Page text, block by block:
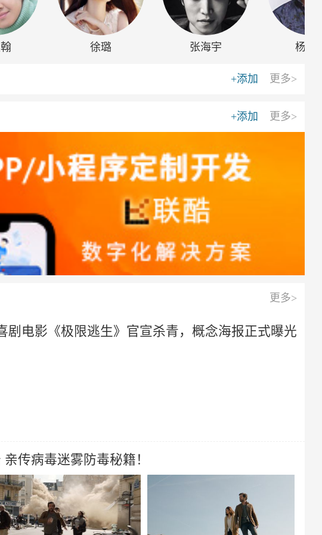
徐璐 张海宇 杨一威
更多>
+添加
更多>
+添加
更多>
剧电影《极限逃生》官宣杀青，概念海报正式曝光
亲传病毒迷雾防毒秘籍！